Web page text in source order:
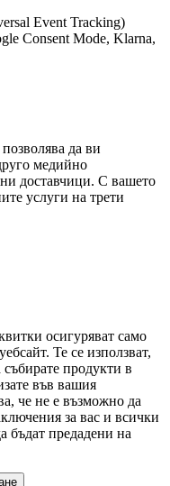
Event Tracking)
Consent Mode, Klarna,
да ви
медийно
доставчици. С вашето
услуги на трети
осигуряват само
Те се използват,
продукти в
във вашия
че не е възможно да
за вас и всички
бъдат предадени на